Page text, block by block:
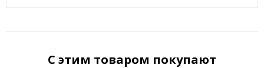
С этим товаром покупают